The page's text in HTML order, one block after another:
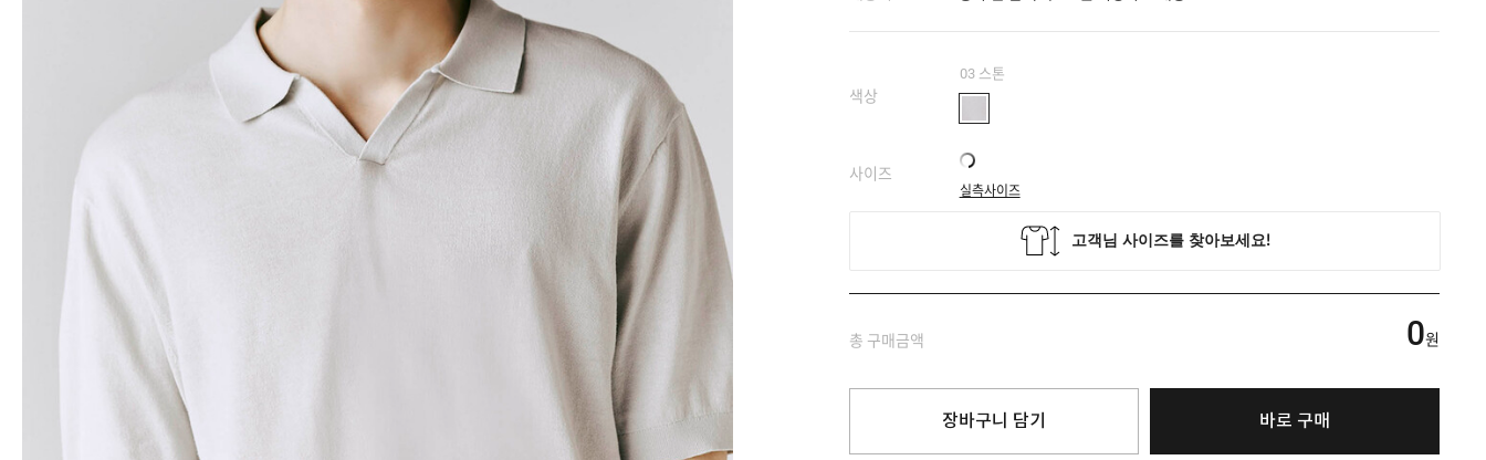
색상
03 스톤
사이즈
실측사이즈
총 구매금액 0원
장바구니 담기 바로 구매